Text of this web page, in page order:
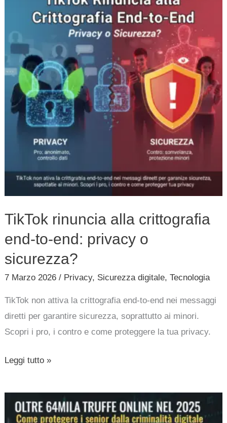
TikTok rinuncia alla crittografia
end-to-end: privacy o
sicurezza?
7 Marzo 2026/ Privacy, Sicurezza digitale,Tecnologia
TikTok non attiva la crittografia end-to-end nei messaggi
diretti per garantire sicurezza, soprattutto ai minori.
Scopri i pro, i contro e come proteggere la tua privacy.
crittografia
privacy
sicurezza?
Leggi tutto »
Oltre
64mila